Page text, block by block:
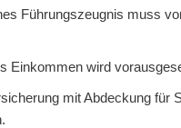
Führungszeugnis muss
Einkommen wird
mit Abdeckung für